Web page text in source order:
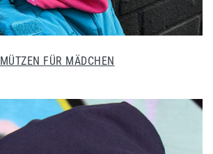
MÜTZEN FÜR MÄDCHEN